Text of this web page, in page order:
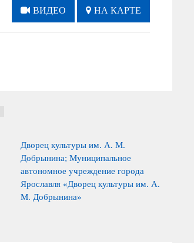
ВИДЕО НА КАРТЕ
Дворец культуры им. А. М.
Добрынина; Муниципальное
автономное учреждение города
Ярославля «Дворец культуры им. А.
М. Добрынина»